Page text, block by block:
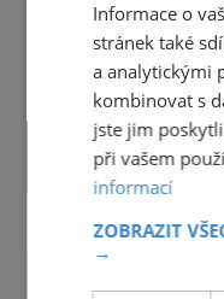
Informace o
stránek také
a analytickými
kombinovat s
jste jim
při vašem
informací
ZOBRAZIT
→